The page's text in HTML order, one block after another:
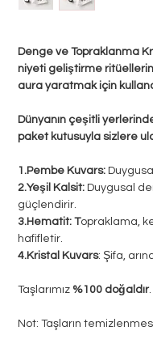
Denge ve Topraklanma
niyeti geliştirme
aura yaratmak için
Dünyanın çeşitli
paket kutusuyla sizlere
1.Pembe Kuvars:
2.Yeşil Kalsit: Duygusal
güçlendirir.
3.Hematit: Topraklama,
hafifletir.
4.Kristal Kuvars: Şifa,
Taşlarımız %100 doğaldır.
Not: Taşların